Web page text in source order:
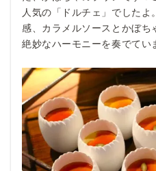
人気の「ドルチェ」でした
感、カラメルソースとかぼち
絶妙なハーモニーを奏でてい